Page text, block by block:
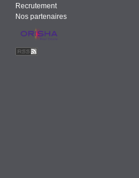
Recrutement
Nos partenaires